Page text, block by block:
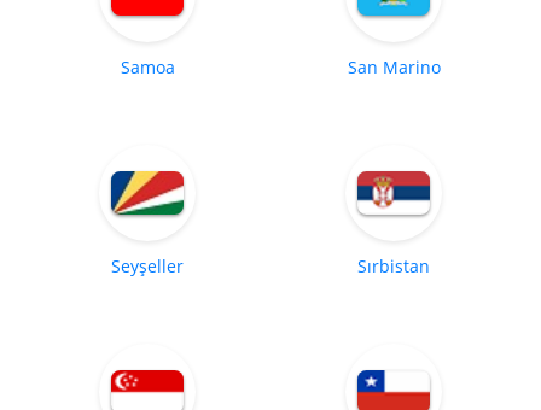
Samoa San Marino
Seyşeller Sırbistan